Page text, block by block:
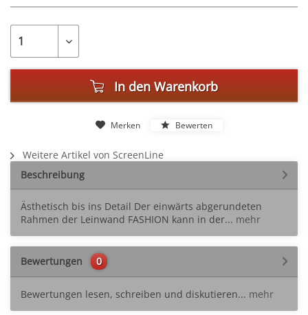
In den Warenkorb
Merken Bewerten
Weitere Artikel von ScreenLine
Beschreibung
Ästhetisch bis ins Detail Der einwärts abgerundeten
Rahmen der Leinwand FASHION kann in der... mehr
Bewertungen 0
Bewertungen lesen, schreiben und diskutieren... mehr